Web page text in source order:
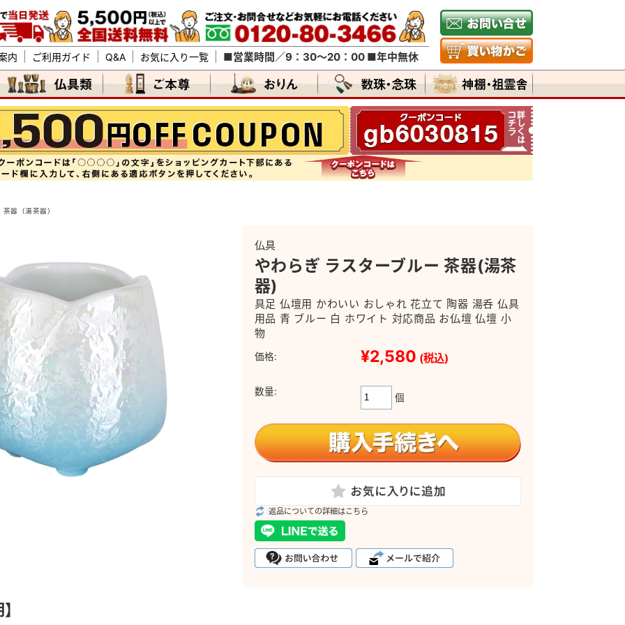
内 ご利用ガイド Q&A お気に入り一覧 ■営業時間／9：30～20：00 ■年中無休
茶器（湯茶器）
仏具
やわらぎ ラスターブルー 茶器(湯茶
器)
具足 仏壇用 かわいい おしゃれ 花立て 陶器 湯呑 仏具
用品 青 ブルー 白 ホワイト 対応商品 お仏壇 仏壇 小
物
価格: ¥2,580 (税込)
数量:
個
返品についての詳細はこちら